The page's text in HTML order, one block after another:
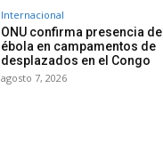
Internacional
ONU confirma presencia de
ébola en campamentos de
desplazados en el Congo
agosto 7, 2026